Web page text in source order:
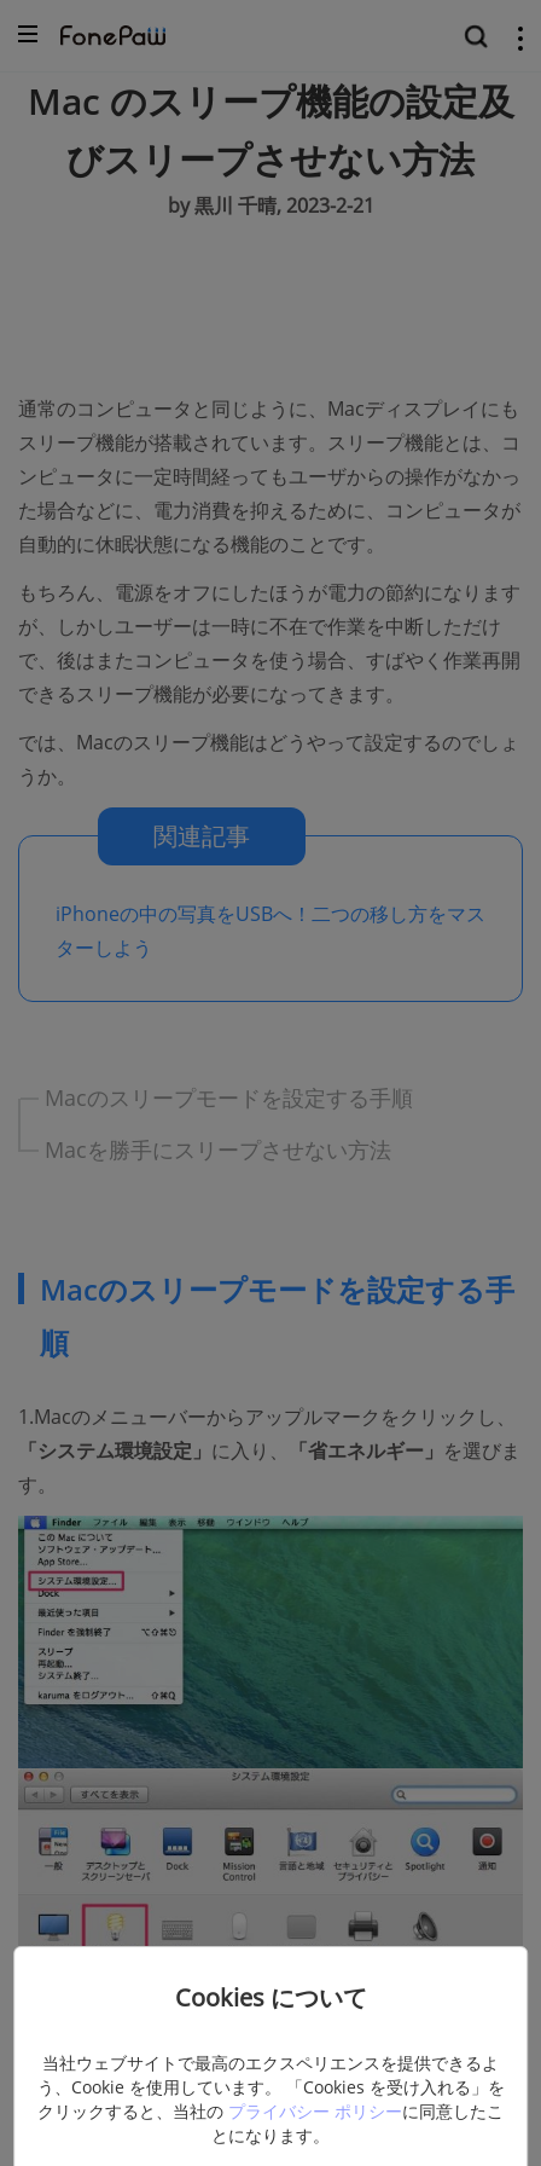
Mac のスリープ機能の設定及
びスリープさせない方法
by 黒川 千晴, 2023-2-21
通常のコンピュータと同じように、Macディスプレイにも
スリープ機能が搭載されています。スリープ機能とは、コ
ンピュータに一定時間経ってもユーザからの操作がなかっ
た場合などに、電力消費を抑えるために、コンピュータが
自動的に休眠状態になる機能のことです。
もちろん、電源をオフにしたほうが電力の節約になります
が、しかしユーザーは一時に不在で作業を中断しただけ
で、後はまたコンピュータを使う場合、すばやく作業再開
できるスリープ機能が必要になってきます。
では、Macのスリープ機能はどうやって設定するのでしょ
うか。
関連記事
iPhoneの中の写真をUSBへ！二つの移し方をマス
ターしよう
Macのスリープモードを設定する手順
Macを勝手にスリープさせない方法
Macのスリープモードを設定する手
順
1.Macのメニューバーからアップルマークをクリックし、
「システム環境設定」 に入り、 「省エネルギー」 を選びま
す。
Cookies について
当社ウェブサイトで最高のエクスペリエンスを提供できるよ
う、Cookie を使用しています。 「Cookies を受け入れる」を
クリックすると、当社の プライバシー ポリシーに同意したこ
とになります。